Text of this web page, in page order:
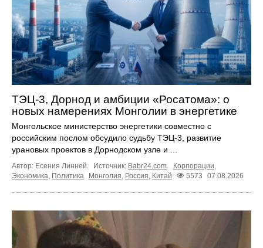
ТЭЦ-3, Дорнод и амбиции «Росатома»: о
новых намерениях Монголии в энергетике
Монгольское министерство энергетики совместно с
российским послом обсудило судьбу ТЭЦ‑3, развитие
урановых проектов в Дорнодском узле и ...
Автор: Есения Линней. Источник: Babr24.com. Корпорации,
Экономика, Политика Монголия, Россия, Китай 5573 07.08.2026